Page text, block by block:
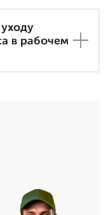
в рабочем